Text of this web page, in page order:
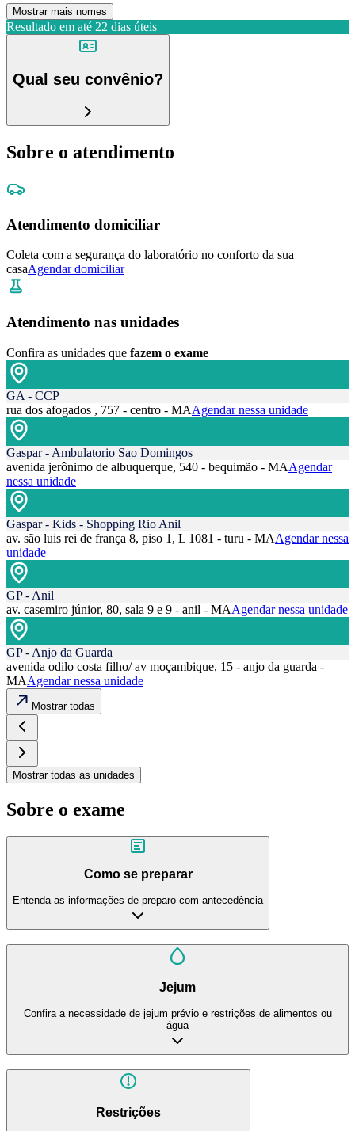
Mostrar mais nomes
Resultado em até 22 dias úteis
Qual seu convênio?
Sobre o atendimento
Atendimento domiciliar
Coleta com a segurança do laboratório no conforto da sua
casaAgendar domiciliar
Atendimento nas unidades
Confira as unidades que fazem o exame
GA - CCP
rua dos afogados , 757 - centro - MAAgendar nessa unidade
Gaspar - Ambulatorio Sao Domingos
avenida jerônimo de albuquerque, 540 - bequimão - MAAgendar
nessa unidade
Gaspar - Kids - Shopping Rio Anil
av. são luis rei de frança 8, piso 1, L 1081 - turu - MAAgendar nessa
unidade
GP - Anil
av. casemiro júnior, 80, sala 9 e 9 - anil - MAAgendar nessa unidade
GP - Anjo da Guarda
avenida odilo costa filho/ av moçambique, 15 - anjo da guarda -
MAAgendar nessa unidade
Mostrar todas
Mostrar todas as unidades
Sobre o exame
Como se preparar
Entenda as informações de preparo com antecedência
Jejum
Confira a necessidade de jejum prévio e restrições de alimentos ou
água
Restrições